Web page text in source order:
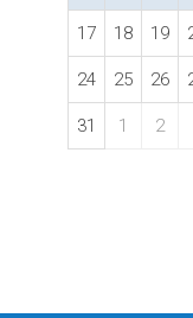
17 18 19
24 25 26
31 1 2